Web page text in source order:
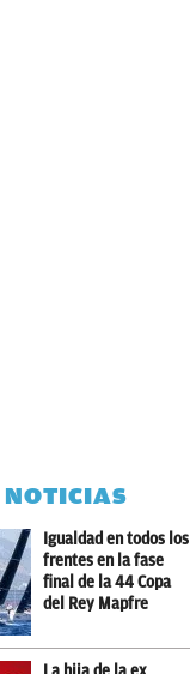
Igualdad en todos los
frentes en la fase
final de la 44 Copa
del Rey Mapfre